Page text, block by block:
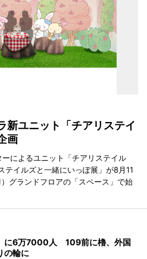
新ユニット「チアリステイ
画
によるユニット「チアリステイル
テイルズと一緒にいっぽ展」が8月11
グランドフロアの「スペース」で始
に6万7000人 109前に櫓、外国
の輪に